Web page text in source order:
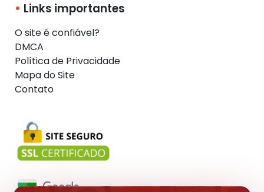
Links importantes
O site é confiável?
DMCA
Política de Privacidade
Mapa do Site
Contato